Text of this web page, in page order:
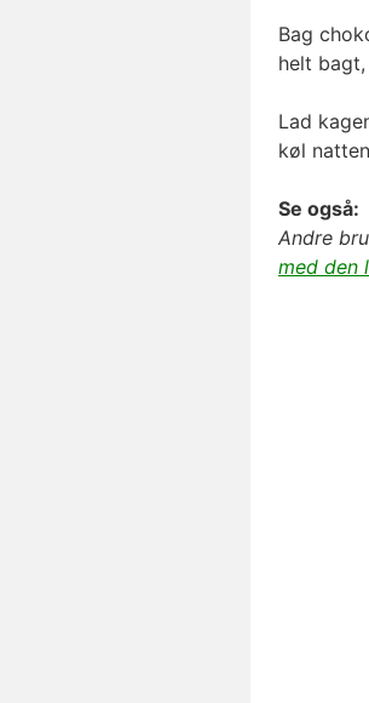
Bag
helt
Lad
køl
Se også:
Andre
med den